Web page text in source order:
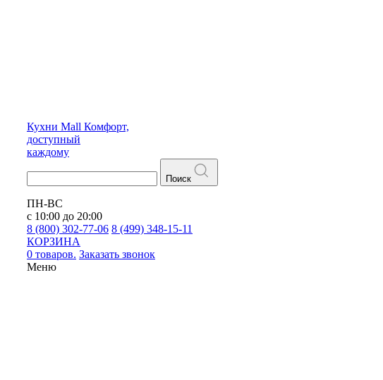
Кухни Mall Комфорт,
доступный
каждому
Поиск
ПН-ВС
с 10:00 до 20:00
8 (800) 302-77-06 8 (499) 348-15-11
КОРЗИНА
0 товаров. Заказать звонок
Меню